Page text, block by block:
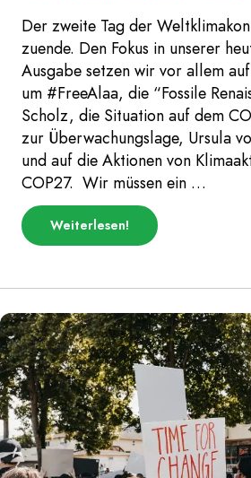
Der zweite Tag der
zuende. Den Fokus in unserer
Ausgabe setzen wir vor allem
um #FreeAlaa, die “Fossile
Scholz, die Situation auf dem
zur Überwachungslage, Ursula
und auf die Aktionen von
COP27. Wir müssen ein …
Weiterlesenüber
„World
Fazit
COP
Daily
–
Tag
2“
!